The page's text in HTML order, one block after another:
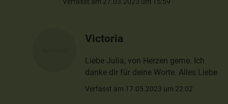
Verfasst am 27.03.2023 um 15:59
Victoria
Liebe Julia, von Herzen gerne. Ich
danke dir für deine Worte. Alles Liebe
Verfasst am 17.05.2023 um 22:02